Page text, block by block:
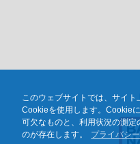
このウェブサイトでは、サイト
Cookieを使用します。Cookie
可欠なものと、利用状況の測定
のが存在します。
プライバシ